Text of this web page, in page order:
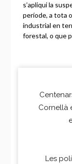
s’apliqui la
període, a tota
industrial en
forestal, o que
Reading
Cornellà
Les